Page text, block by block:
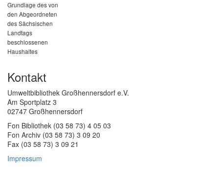
Grundlage des von
den Abgeordneten
des Sächsischen
Landtags
beschlossenen
Haushaltes
Kontakt
Umweltbibliothek Großhennersdorf e.V.
Am Sportplatz 3
02747 Großhennersdorf
Fon Bibliothek (03 58 73) 4 05 03
Fon Archiv (03 58 73) 3 09 20
Fax (03 58 73) 3 09 21
Impressum